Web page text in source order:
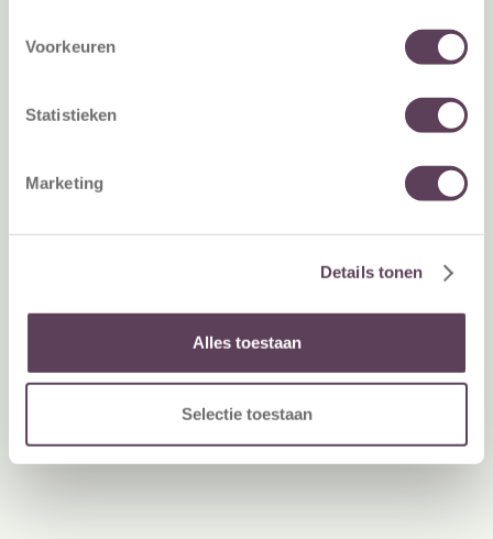
Voorkeuren
Statistieken
Marketing
Details tonen
Alles toestaan
Selectie toestaan
Ontdek meer inzichten, cases en explainers over hoe je
Downloads & Tools